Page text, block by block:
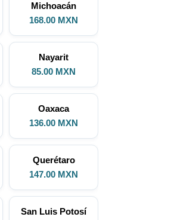
Michoacán
168.00 MXN
Nayarit
85.00 MXN
Oaxaca
136.00 MXN
Querétaro
147.00 MXN
San Luis Potosí